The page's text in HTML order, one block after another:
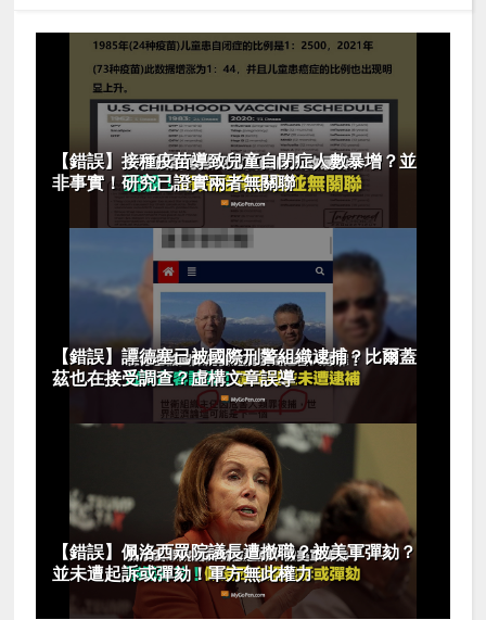
【錯誤】接種疫苗導致兒童自閉症人數暴增？並
非事實！研究已證實兩者無關聯
【錯誤】譚德塞已被國際刑警組織逮捕？比爾蓋
茲也在接受調查？虛構文章誤導
【錯誤】佩洛西眾院議長遭撤職？被美軍彈劾？
並未遭起訴或彈劾！軍方無此權力